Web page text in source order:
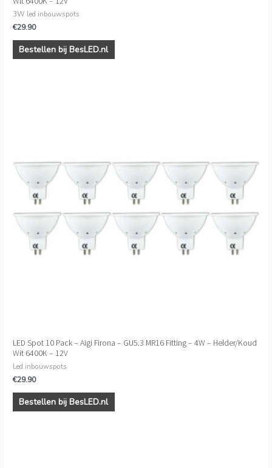
3W led inbouwspots
€29.90
Bestellen bij BesLED.nl
LED Spot 10 Pack – Aigi Firona – GU5.3 MR16 Fitting – 4W – Helder/Koud
Wit 6400K – 12V
Led inbouwspots
€29.90
Bestellen bij BesLED.nl